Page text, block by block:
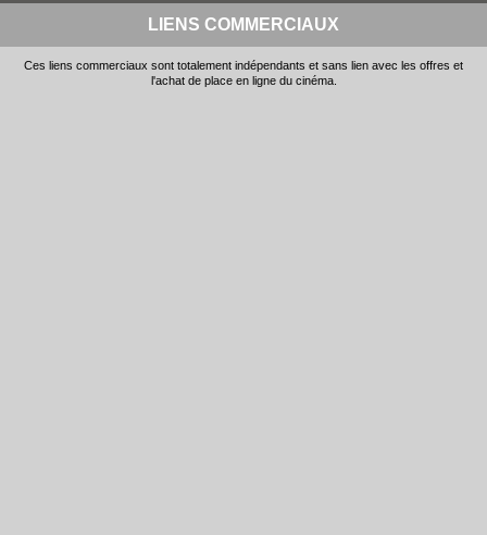
LIENS COMMERCIAUX
Ces liens commerciaux sont totalement indépendants et sans lien avec les offres et
l'achat de place en ligne du cinéma.